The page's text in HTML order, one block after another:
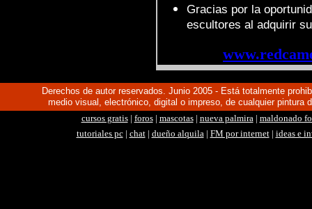
Gracias por la
escultores al adquirir
Derechos de autor reservados. Junio 2005 - Está totalmente
medio visual, electrónico, digital o impreso, de cualquier pintura
cursos gratis| foros| mascotas| nueva palmira| maldonado
tutoriales pc| chat| dueño alquila| FM por internet| ideas e